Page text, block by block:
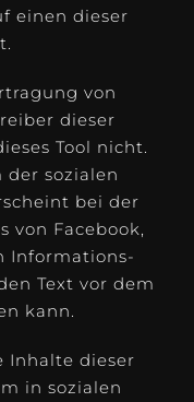
einen dieser
von
dieser
Tool nicht.
der sozialen
bei der
von Facebook,
Informations-
Text vor dem
kann.
Inhalte dieser
in sozialen